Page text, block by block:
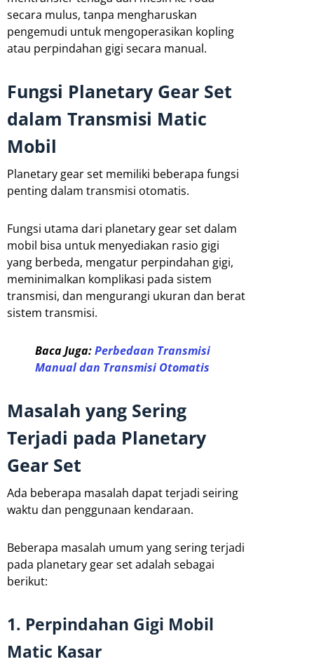
secara mulus, tanpa mengharuskan
pengemudi untuk mengoperasikan kopling
atau perpindahan gigi secara manual.
Fungsi Planetary Gear Set
dalam Transmisi Matic
Mobil
Planetary gear set memiliki beberapa fungsi
penting dalam transmisi otomatis.
Fungsi utama dari planetary gear set dalam
mobil bisa untuk menyediakan rasio gigi
yang berbeda, mengatur perpindahan gigi,
meminimalkan komplikasi pada sistem
transmisi, dan mengurangi ukuran dan berat
sistem transmisi.
Baca Juga:Perbedaan Transmisi
Manual dan Transmisi Otomatis
Masalah yang Sering
Terjadi pada Planetary
Gear Set
Ada beberapa masalah dapat terjadi seiring
waktu dan penggunaan kendaraan.
Beberapa masalah umum yang sering terjadi
pada planetary gear set adalah sebagai
berikut:
1. Perpindahan Gigi Mobil
Matic Kasar